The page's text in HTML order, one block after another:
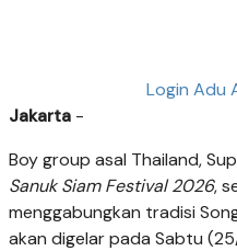
Login Adu
Jakarta -
Boy group asal Thailand,
Sanuk Siam Festival 2026,
menggabungkan tradisi
akan digelar pada Sabtu